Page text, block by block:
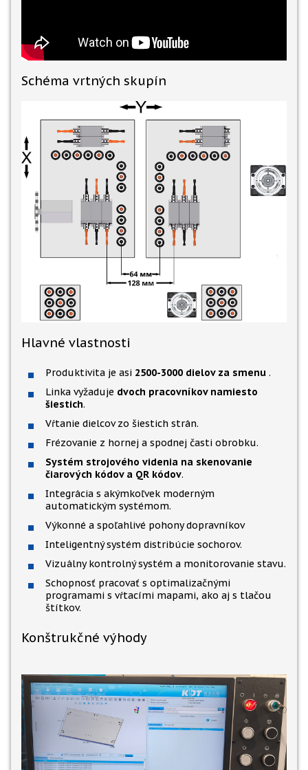
Schéma vrtných skupín
Hlavné vlastnosti
Produktivita je asi 2500-3000 dielov za smenu .
Linka vyžaduje dvoch pracovníkov namiesto
šiestich.
Vŕtanie dielcov zo šiestich strán.
Frézovanie z hornej a spodnej časti obrobku.
Systém strojového videnia na skenovanie
čiarových kódov a QR kódov.
Integrácia s akýmkoľvek moderným
automatickým systémom.
Výkonné a spoľahlivé pohony dopravníkov
Inteligentný systém distribúcie sochorov.
Vizuálny kontrolný systém a monitorovanie stavu.
Schopnosť pracovať s optimalizačnými
programami s vŕtacími mapami, ako aj s tlačou
štítkov.
Konštrukčné výhody